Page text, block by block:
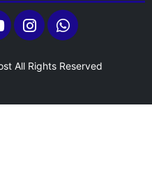
All Rights Reserved